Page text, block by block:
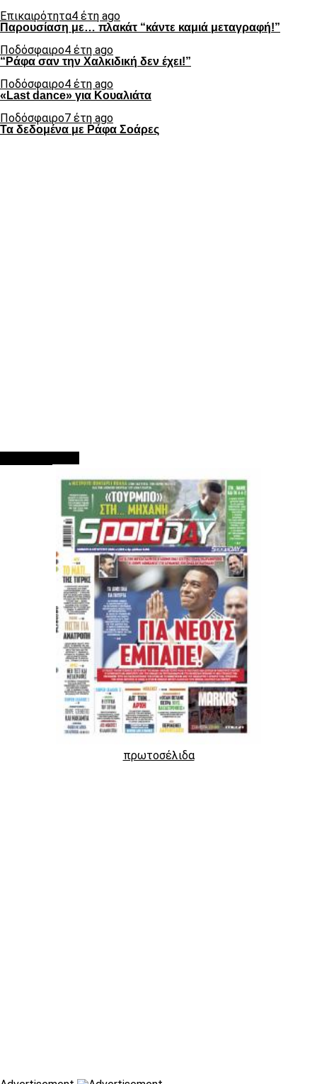
Επικαιρότητα4 έτη ago
Παρουσίαση με… πλακάτ “κάντε καμιά μεταγραφή!”
Ποδόσφαιρο4 έτη ago
“Ράφα σαν την Χαλκιδική δεν έχει!”
Ποδόσφαιρο4 έτη ago
«Last dance» για Κουαλιάτα
Ποδόσφαιρο7 έτη ago
Τα δεδομένα με Ράφα Σοάρες
πρωτοσέλιδα